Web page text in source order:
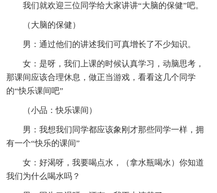
我们就欢迎三位同学给大家讲讲“大脑的保健”吧。
（大脑的保健）
男：通过他们的讲述我们可真增长了不少知识。
女：是呀，我们上课的时候认真学习，动脑思考，
那课间应该合理休息，做正当游戏，看看这几个同学
的“快乐课间吧”
（小品：快乐课间）
男：我想我们同学都应该象刚才那些同学一样，拥
有一个“快乐的课间”
女：好渴呀，我要喝点水，（拿水瓶喝水）你知道
我们为什么喝水吗？